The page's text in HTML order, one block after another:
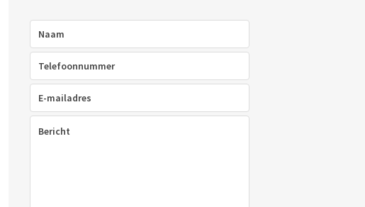
Telefoon
mailadres(Vereist)